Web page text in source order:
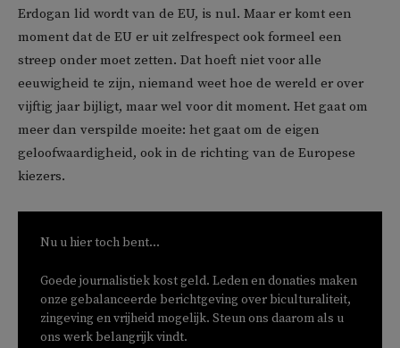
Erdogan lid wordt van de EU, is nul. Maar er komt een
moment dat de EU er uit zelfrespect ook formeel een
streep onder moet zetten. Dat hoeft niet voor alle
eeuwigheid te zijn, niemand weet hoe de wereld er over
vijftig jaar bijligt, maar wel voor dit moment. Het gaat om
meer dan verspilde moeite: het gaat om de eigen
geloofwaardigheid, ook in de richting van de Europese
kiezers.
Nu u hier toch bent...
Goede journalistiek kost geld. Leden en donaties maken
onze gebalanceerde berichtgeving over biculturaliteit,
zingeving en vrijheid mogelijk. Steun ons daarom als u
ons werk belangrijk vindt.